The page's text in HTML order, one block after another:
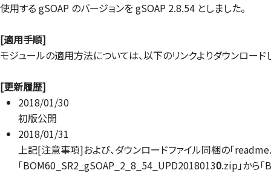
使用する gSOAP のバージョンを gSOAP 2.8.54 としました。
[適用手順]
モジュールの適用方法については、以下のリンクよりダウンロー
[更新履歴]
2018/01/30
初版公開
2018/01/31
上記[注意事項]および、ダウンロードファイル同梱の「
「BOM60_SR2_gSOAP_2_8_54_UPD20180130.zip」から